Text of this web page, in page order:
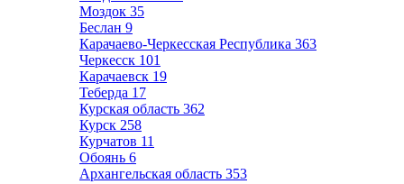
Моздок 35
Беслан 9
Карачаево-Черкесская Республика 363
Черкесск 101
Карачаевск 19
Теберда 17
Курская область 362
Курск 258
Курчатов 11
Обоянь 6
Архангельская область 353